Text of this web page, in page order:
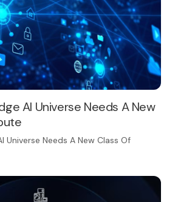
AI Universe Needs A New
Universe Needs A New Class Of